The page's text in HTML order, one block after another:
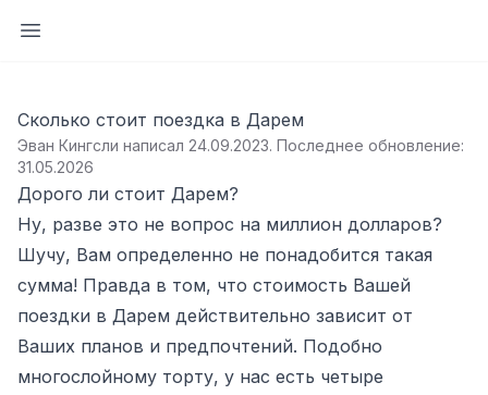
Открыть боковую панель
Сколько стоит поездка в Дарем
Эван Кингсли написал 24.09.2023. Последнее обновление:
31.05.2026
Дорого ли стоит Дарем?
Ну, разве это не вопрос на миллион долларов?
Шучу, Вам определенно не понадобится такая
сумма! Правда в том, что стоимость Вашей
поездки в Дарем действительно зависит от
Ваших планов и предпочтений. Подобно
многослойному торту, у нас есть четыре